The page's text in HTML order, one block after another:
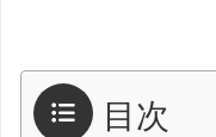
目次